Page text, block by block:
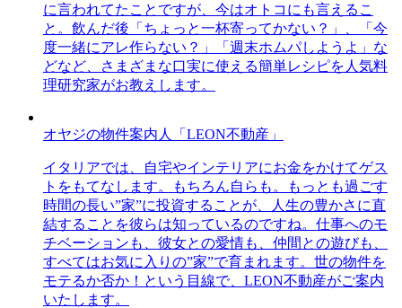
に言われてたことですが、今はオトコにも言えるこ
と。飲んだ後「ちょっと一杯寄ってかない？」、「今
度一緒にアレ作らない？」「週末ホムパしようよ」な
どなど、さまざまな口実に使える簡単レシピを人気料
理研究家がお教えします。
オヤジの物件案内人「LEON不動産」
イタリアでは、自宅やインテリアにお金をかけてゲス
トをもてなします。もちろん自らも。もっとも過ごす
時間の長い”家”に投資することが、人生の豊かさに直
結することを彼らは知っているのですね。仕事へのモ
チベーションも、彼女との愛情も、仲間との遊びも、
すべてはお気に入りの”家”で育まれます。世の物件を
モテるか否か！という目線で、LEON不動産がご案内
いたします。